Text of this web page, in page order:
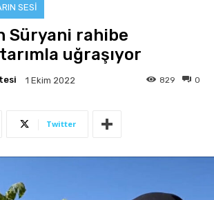
SESI
Süryani rahibe
uğraşıyor
1 Ekim 2022 0
829
Twitter